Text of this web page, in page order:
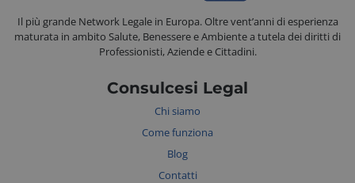
Il più grande Network Legale in Europa. Oltre vent’anni di esperienza
maturata in ambito Salute, Benessere e Ambiente a tutela dei diritti di
Professionisti, Aziende e Cittadini.
Consulcesi Legal
Chi siamo
Come funziona
Blog
Contatti